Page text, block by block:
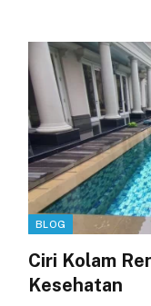
BLOG
Ciri Kolam
Kesehatan